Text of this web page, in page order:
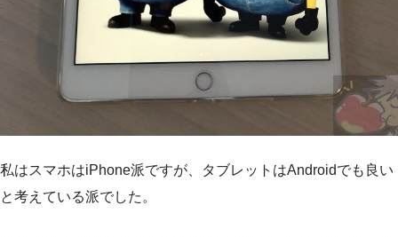
私はスマホはiPhone派ですが、タブレットはAndroidでも良い
と考えている派でした。